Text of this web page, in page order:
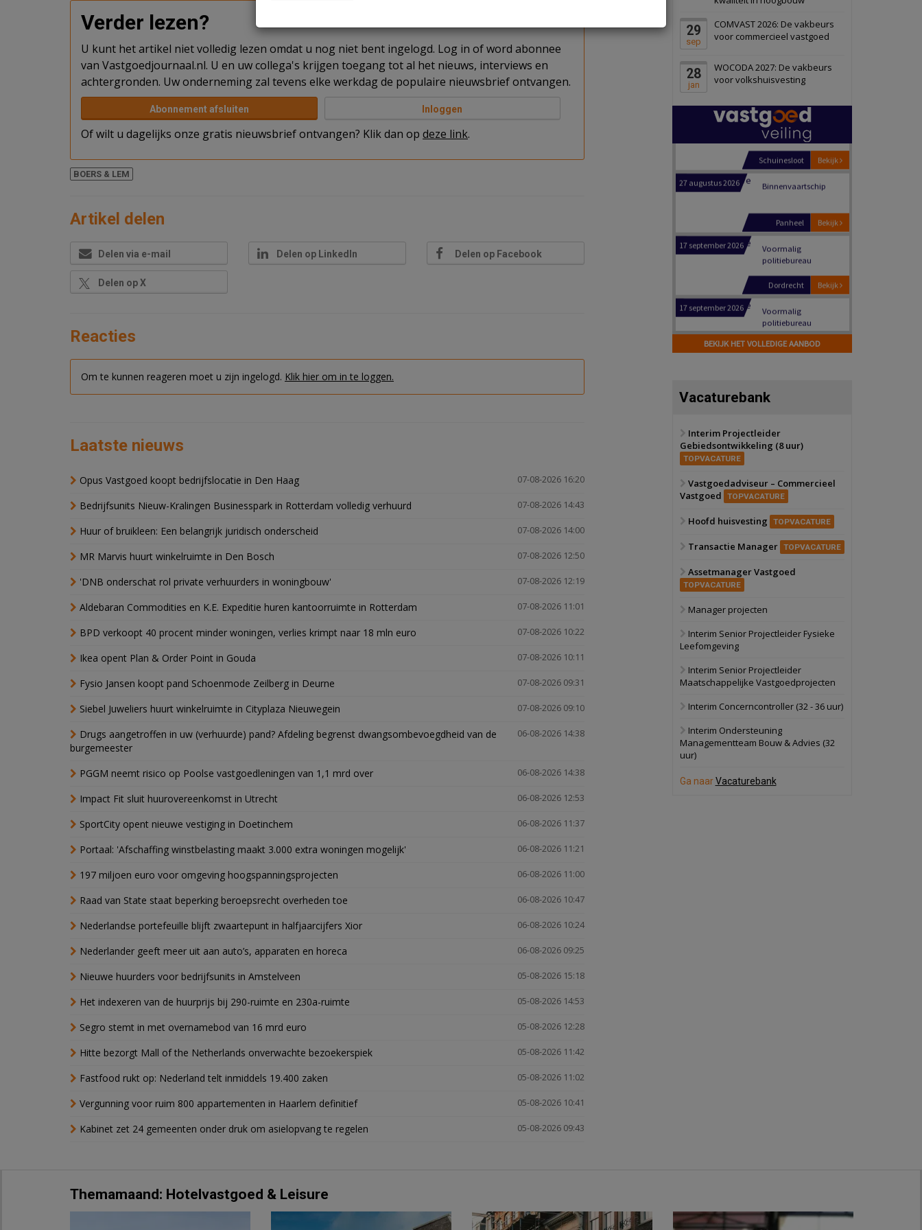
Verder lezen?
U kunt het artikel niet volledig lezen omdat u nog niet bent ingelogd. Log in of word abonnee
van Vastgoedjournaal.nl. U en uw collega's krijgen toegang tot al het nieuws, interviews en
achtergronden. Uw onderneming zal tevens elke werkdag de populaire nieuwsbrief ontvangen.
Abonnement afsluiten Inloggen
Of wilt u dagelijks onze gratis nieuwsbrief ontvangen? Klik dan op deze link.
BOERS & LEM
Artikel delen
Delen via e-mail Delen op LinkedIn Delen op Facebook
Delen op X
Reacties
Om te kunnen reageren moet u zijn ingelogd. Klik hier om in te loggen.
Laatste nieuws
07-08-2026 16:20
Opus Vastgoed koopt bedrijfslocatie in Den Haag
07-08-2026 14:43
Bedrijfsunits Nieuw-Kralingen Businesspark in Rotterdam volledig verhuurd
07-08-2026 14:00
Huur of bruikleen: Een belangrijk juridisch onderscheid
07-08-2026 12:50
MR Marvis huurt winkelruimte in Den Bosch
07-08-2026 12:19
'DNB onderschat rol private verhuurders in woningbouw'
07-08-2026 11:01
Aldebaran Commodities en K.E. Expeditie huren kantoorruimte in Rotterdam
07-08-2026 10:22
BPD verkoopt 40 procent minder woningen, verlies krimpt naar 18 mln euro
07-08-2026 10:11
Ikea opent Plan & Order Point in Gouda
07-08-2026 09:31
Fysio Jansen koopt pand Schoenmode Zeilberg in Deurne
07-08-2026 09:10
Siebel Juweliers huurt winkelruimte in Cityplaza Nieuwegein
06-08-2026 14:38
Drugs aangetroffen in uw (verhuurde) pand? Afdeling begrenst dwangsombevoegdheid van de
burgemeester
06-08-2026 14:38
PGGM neemt risico op Poolse vastgoedleningen van 1,1 mrd over
06-08-2026 12:53
Impact Fit sluit huurovereenkomst in Utrecht
06-08-2026 11:37
SportCity opent nieuwe vestiging in Doetinchem
06-08-2026 11:21
Portaal: 'Afschaffing winstbelasting maakt 3.000 extra woningen mogelijk'
06-08-2026 11:00
197 miljoen euro voor omgeving hoogspanningsprojecten
06-08-2026 10:47
Raad van State staat beperking beroepsrecht overheden toe
06-08-2026 10:24
Nederlandse portefeuille blijft zwaartepunt in halfjaarcijfers Xior
06-08-2026 09:25
Nederlander geeft meer uit aan auto’s, apparaten en horeca
05-08-2026 15:18
Nieuwe huurders voor bedrijfsunits in Amstelveen
05-08-2026 14:53
Het indexeren van de huurprijs bij 290-ruimte en 230a-ruimte
05-08-2026 12:28
Segro stemt in met overnamebod van 16 mrd euro
05-08-2026 11:42
Hitte bezorgt Mall of the Netherlands onverwachte bezoekerspiek
05-08-2026 11:02
Fastfood rukt op: Nederland telt inmiddels 19.400 zaken
05-08-2026 10:41
Vergunning voor ruim 800 appartementen in Haarlem definitief
05-08-2026 09:43
Kabinet zet 24 gemeenten onder druk om asielopvang te regelen
29
sep
COMVAST 2026: De vakbeurs
voor commercieel vastgoed
28
jan
WOCODA 2027: De vakbeurs
voor volkshuisvesting
Schiedam
22 september 2026 Attractiepark
Bekijk
Oranje
28 september 2026
bedrijventerrein
Schuinesloot
Binnenvaartschip
Voormalig
politiebureau
Dordrecht
Voormalig
politiebureau
Hilversum
17 september 2026
Voormalig
Zwanenburg
6 oktober 2026
Oranje
28 september 2026
bedrijventerrein
Bekijk
Schuinesloot
politiebureau
17 september 2026
Voormalig
BEKIJK HET VOLLEDIGE AANBOD
Vacaturebank
Interim Projectleider
Gebiedsontwikkeling (8 uur)
TOPVACATURE
Vastgoedadviseur – Commercieel
Vastgoed
TOPVACATURE
Hoofd huisvesting TOPVACATURE
Transactie Manager TOPVACATURE
Assetmanager Vastgoed
TOPVACATURE
Manager projecten
Interim Senior Projectleider Fysieke
Leefomgeving
Interim Senior Projectleider
Maatschappelijke Vastgoedprojecten
Interim Concerncontroller (32 - 36 uur)
Interim Ondersteuning
Managementteam Bouw & Advies (32
uur)
Ga naarVacaturebank
Themamaand: Hotelvastgoed & Leisure